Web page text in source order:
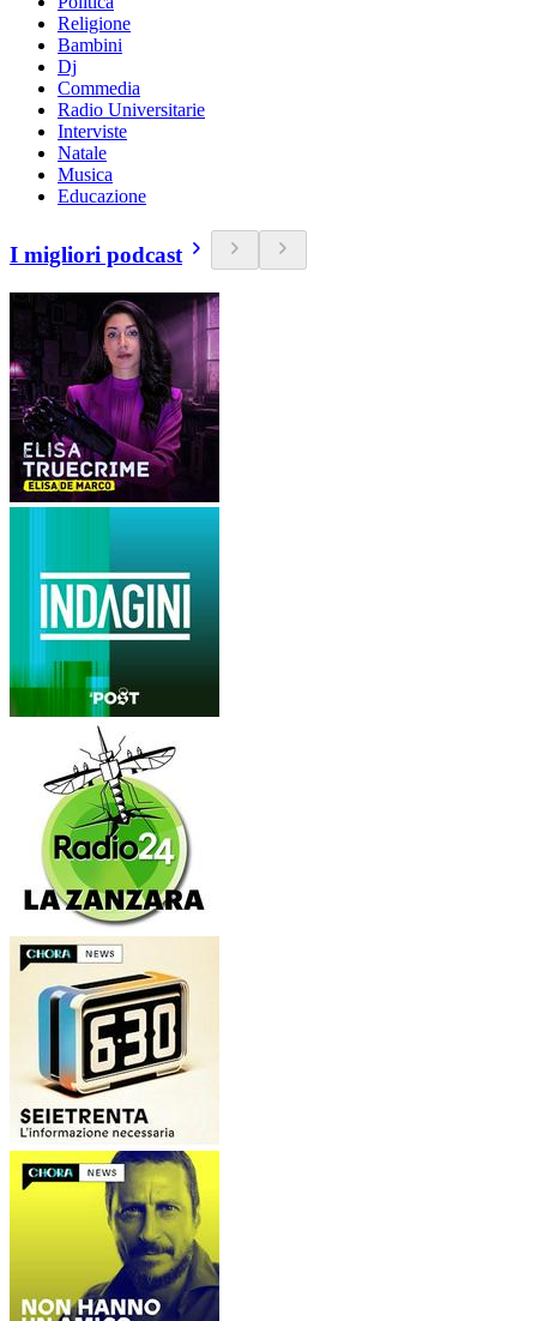
Religione
Bambini
Dj
Commedia
Radio Universitarie
Interviste
Natale
Musica
Educazione
I migliori podcast